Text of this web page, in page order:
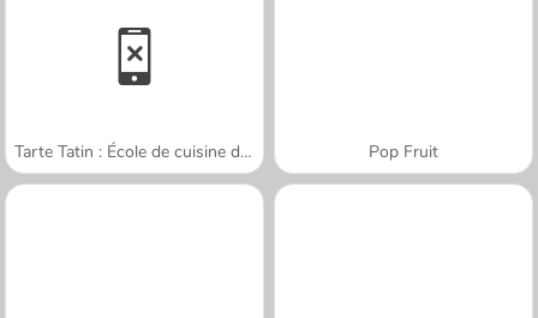
Tarte Tatin : École de cuisine de Sara Pop Fruit